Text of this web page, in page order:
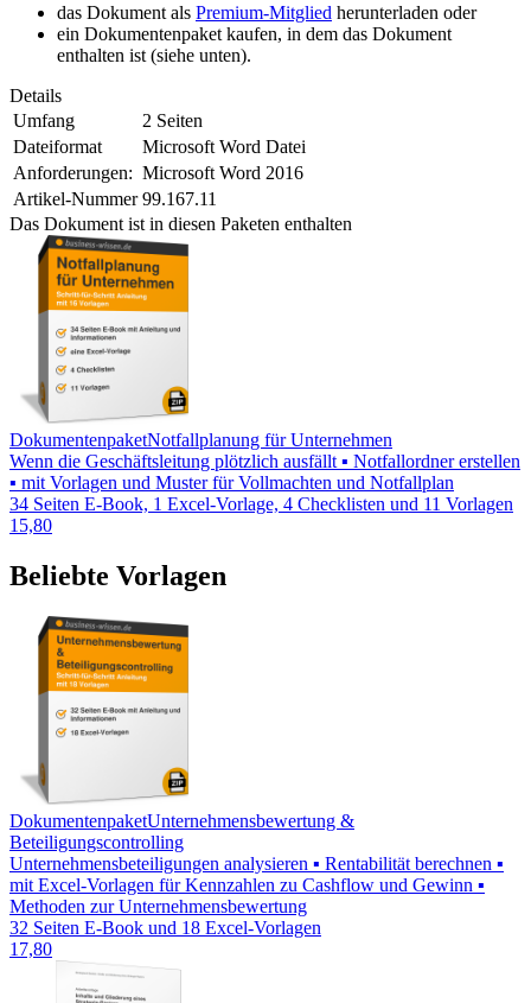
das Dokument als Premium-Mitglied herunterladen oder
ein Dokumentenpaket kaufen, in dem das Dokument
enthalten ist (siehe unten).
Details
Umfang
2 Seiten
Dateiformat
Microsoft Word Datei
Anforderungen: Microsoft Word 2016
Artikel-Nummer 99.167.11
Das Dokument ist in diesen Paketen enthalten
DokumentenpaketNotfallplanung für Unternehmen
Wenn die Geschäftsleitung plötzlich ausfällt ▪ Notfallordner erstellen
▪ mit Vorlagen und Muster für Vollmachten und Notfallplan
34 Seiten E-Book, 1 Excel-Vorlage, 4 Checklisten und 11 Vorlagen
15,80
Beliebte Vorlagen
DokumentenpaketUnternehmensbewertung &
Beteiligungscontrolling
Unternehmensbeteiligungen analysieren ▪ Rentabilität berechnen ▪
mit Excel-Vorlagen für Kennzahlen zu Cashflow und Gewinn ▪
Methoden zur Unternehmensbewertung
32 Seiten E-Book und 18 Excel-Vorlagen
17,80